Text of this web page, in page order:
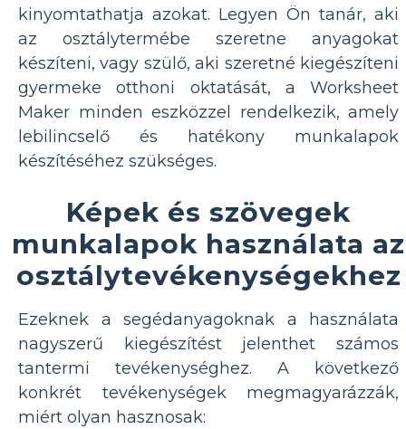
kinyomtathatja azokat. Legyen Ön tanár, aki
az osztálytermébe szeretne anyagokat
készíteni, vagy szülő, aki szeretné kiegészíteni
gyermeke otthoni oktatását, a Worksheet
Maker minden eszközzel rendelkezik, amely
lebilincselő és hatékony munkalapok
készítéséhez szükséges.
Képek és szövegek
munkalapok használata az
osztálytevékenységekhez
Ezeknek a segédanyagoknak a használata
nagyszerű kiegészítést jelenthet számos
tantermi tevékenységhez. A következő
konkrét tevékenységek megmagyarázzák,
miért olyan hasznosak: